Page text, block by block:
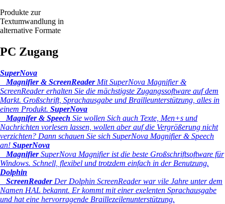
Produkte zur
Textumwandlung in
alternative Formate
PC Zugang
SuperNova
Magnifier & ScreenReaderMit SuperNova Magnifier &
ScreenReader erhalten Sie die mächstigste Zugangssoftware auf dem
Markt. Großschrift, Sprachausgabe und Brailleunterstützung, alles in
einem Produkt. SuperNova
Magnifer & Speech Sie wollen Sich auch Texte, Men+s und
Nachrichten vorlesen lassen, wollen aber auf die Vergrößerung nicht
verzichten? Dann schauen Sie sich SuperNova Magnifier & Speech
an! SuperNova
MagnifierSuperNova Magnifier ist die beste Großschriftsoftware für
Windows. Schnell, flexibel und trotzdem einfach in der Benutzung.
Dolphin
ScreenReaderDer Dolphin ScreenReader war vile Jahre unter dem
Namen HAL bekannt. Er kommt mit einer exelenten Sprachausgabe
und hat eine hervorragende Braillezeilenunterstützung.